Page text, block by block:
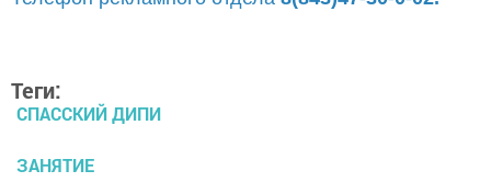
Теги:
СПАССКИЙ ДИПИ
ЗАНЯТИЕ